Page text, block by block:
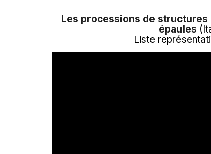
Les processions de
épaules
Liste